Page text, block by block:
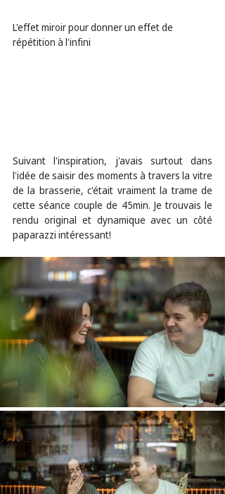
L'effet miroir pour donner un effet de
répétition à l'infini
Suivant l'inspiration, j'avais surtout dans
l'idée de saisir des moments à travers la vitre
de la brasserie, c'était vraiment la trame de
cette séance couple de 45min. Je trouvais le
rendu original et dynamique avec un côté
paparazzi intéressant!